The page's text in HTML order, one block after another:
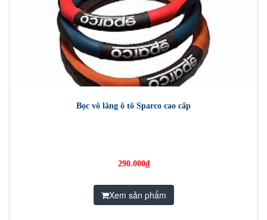
Bọc vô lăng ô tô Sparco cao cấp
290.000₫
Xem sản phẩm